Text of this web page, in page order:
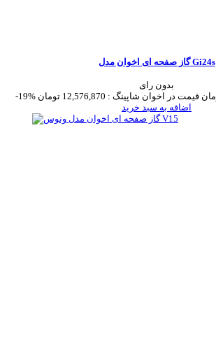
گاز صفحه ای اخوان مدل Gi24s
بدون رای
-19%
قیمت در اخوان شاپینگ : 12,576,870 تومان
اضافه به سبد خرید